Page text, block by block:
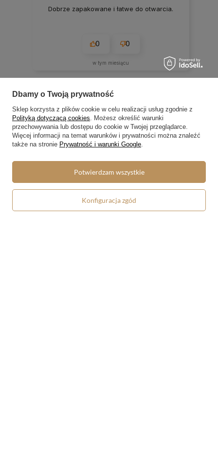
Dobrze zapakowane i łatwe do otwarcia.
0 0
w tym miesiącu
zebranych i zweryfikowanych przez
Zamówienia
Status zamówienia
Śledzenie przesyłki
Dbamy o Twoją prywatność
Sklep korzysta z plików cookie w celu realizacji usług zgodnie z
Polityką dotyczącą cookies. Możesz określić warunki
przechowywania lub dostępu do cookie w Twojej przeglądarce.
Więcej informacji na temat warunków i prywatności można znaleźć
także na stronie Prywatność i warunki Google.
Konfiguracja zgód
Potwierdzam wszystkie